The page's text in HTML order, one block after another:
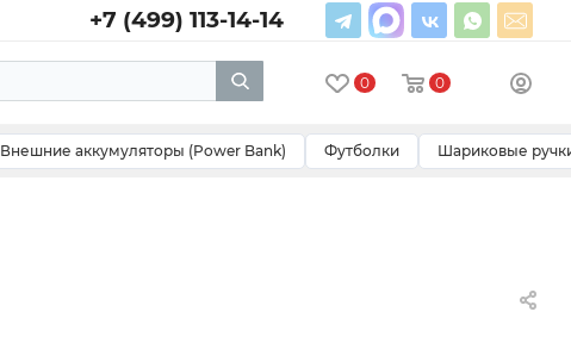
+7 (499) 113-14-14
0 0
Внешние аккумуляторы (Power Bank) Футболки Шариковые